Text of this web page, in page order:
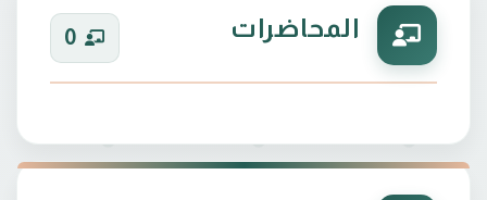
المحاضرات 0